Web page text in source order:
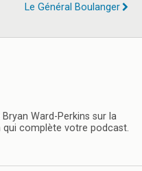
Le Général Boulanger
Ward-Perkins sur la
qui complète votre podcast.